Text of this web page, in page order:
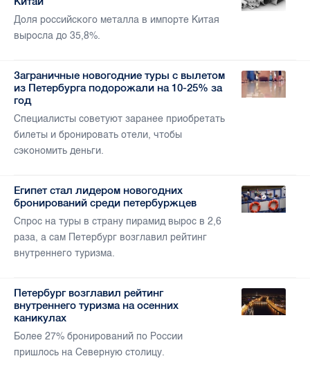
Доля российского металла в импорте Китая
выросла до 35,8%.
Заграничные новогодние туры с вылетом
из Петербурга подорожали на 10-25% за
год
Специалисты советуют заранее приобретать
билеты и бронировать отели, чтобы
сэкономить деньги.
Египет стал лидером новогодних
бронирований среди петербуржцев
Спрос на туры в страну пирамид вырос в 2,6
раза, а сам Петербург возглавил рейтинг
внутреннего туризма.
Петербург возглавил рейтинг
внутреннего туризма на осенних
каникулах
Более 27% бронирований по России
пришлось на Северную столицу.